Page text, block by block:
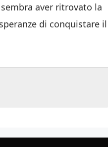
aver ritrovato la
di conquistare il